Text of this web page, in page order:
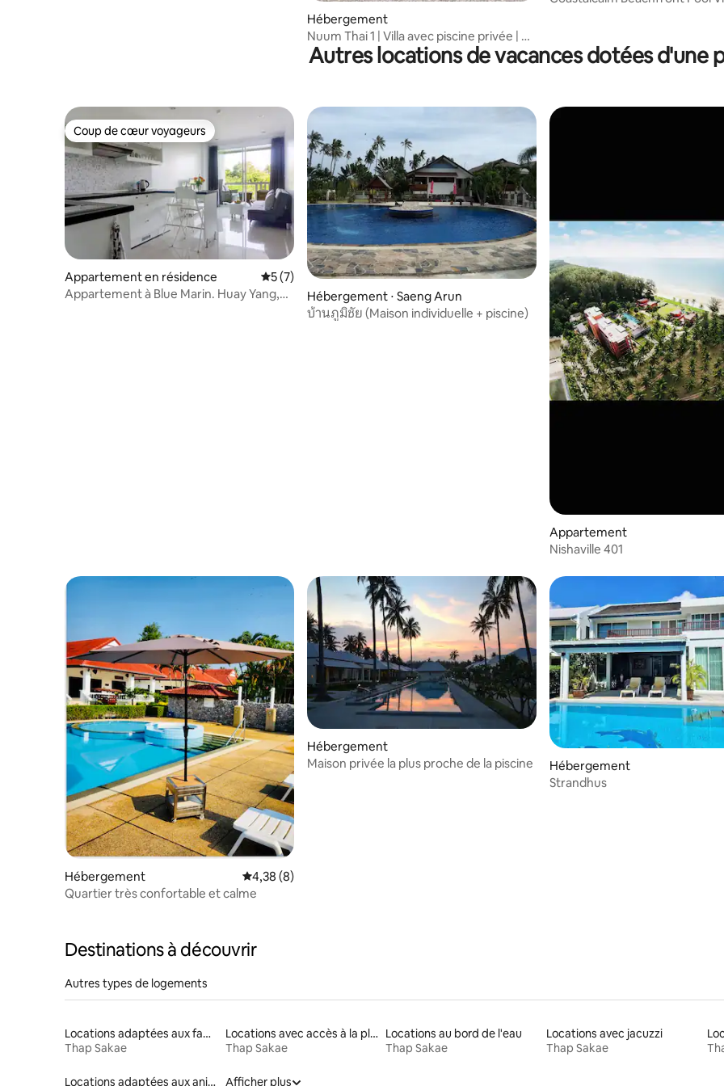
Hébergement
Nuum Thai 1 | Villa avec piscine privée | À
pied de la plage
Autres locations de vacances dotées d'une
Coup de cœur voyageurs
Coup de cœur voyageurs
Appartement en résidence Évaluation moyenne sur la base de 7 commentaires : 5 sur 5
5 (7)
Appartement à Blue Marin. Huay Yang,
Hébergement ⋅ Saeng Arun
บ้านภูมิชัย (Maison individuelle + piscine)
Appartement
Nishaville 401
Hébergement Évaluation moyenne sur la base de 8 commentaires : 4,38 sur 5
4,38 (8)
Quartier très confortable et calme
Hébergement
Maison privée la plus proche de la piscine
Hébergement
Strandhus
Destinations à découvrir
Autres types de logements
Locations adaptées aux familles
Thap Sakae
Locations avec accès à la plage
Thap Sakae
Locations au bord de l'eau
Thap Sakae
Locations avec jacuzzi
Thap Sakae
Locations adaptées aux animaux Afficher plus